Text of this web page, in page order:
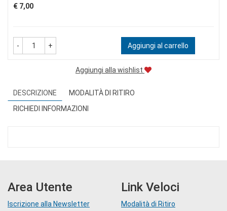
Prezzo
€ 7,00
- + Aggiungi al carrello
Aggiungi alla wishlist
DESCRIZIONE
MODALITÀ DI RITIRO
RICHIEDI INFORMAZIONI
Area Utente
Iscrizione alla Newsletter
Link Veloci
Modalità di Ritiro